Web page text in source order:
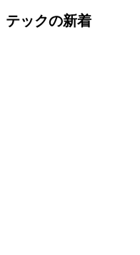
テックの新着